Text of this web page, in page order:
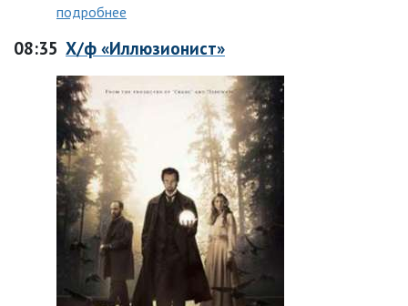
подробнее
08:35 Х/ф «Иллюзионист»